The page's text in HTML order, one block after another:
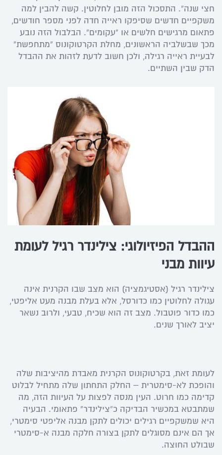
חצי שנה”. התסכול הזה מובן לחלוטין. קשה להבין למה
משקפיים חדשים שסיפקו ראייה חדה לפני מספר חודשים,
פתאום מרגישים חלשים או “עקומים”. הבלבול הזה נובע
מכך שבשלביה הראשונים, מחלת הקרטוקונוס “מתחפשת”
לבעיית ראייה רגילה, ולכן חשוב לדעת לזהות את ההבדל
הדק שבין השתיים.
ההבדל הפיזיולוגי: צילינדר רגיל לעומת
עיוות מבני
צילינדר רגיל (אסטיגמציה) הוא מצב שבו הקרנית אינה
עגולה לחלוטין כמו כדורסל, אלא בעלת מבנה מעט אליפטי,
כמו כדור פוטבול. מצב זה הוא שכיח, טבעי, ולרוב נשאר
יציב לאורך שנים.
לעומת זאת, בקרטוקונוס הקרנית מאבדת מהיציבות שלה
והופכת לא-סימטרית – החלק התחתון שלה מתחיל לבלוט
קדימה כמו חרוט. העין מנסה לפצות על העיוות הזה, מה
שמתבטא במכשיר הבדיקה כ”צילינדר” פתאומי. הבעיה
היא שמשקפיים רגילים יכולים לתקן מבנה אליפטי סימטרי,
אך הם אינם מסוגלים לתקן בצורה חלקה מבנה א-סימטרי
שבולט החוצה.